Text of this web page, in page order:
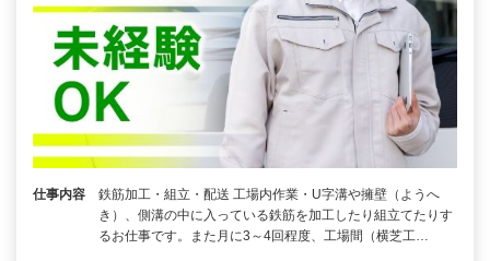
仕事内容
鉄筋加工・組立・配送 工場内作業・U字溝や擁壁（ようへ
き）、側溝の中に入っている鉄筋を加工したり組立てたりす
るお仕事です。また月に3～4回程度、工場間（横芝工…